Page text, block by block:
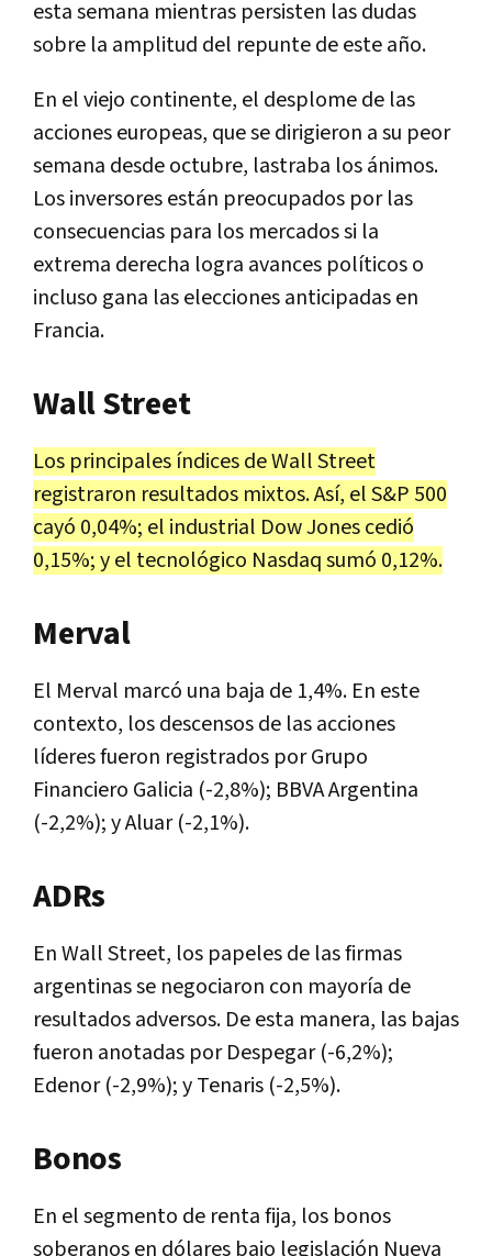
esta semana mientras persisten las dudas
sobre la amplitud del repunte de este año.
En el viejo continente, el desplome de las
acciones europeas, que se dirigieron a su peor
semana desde octubre, lastraba los ánimos.
Los inversores están preocupados por las
consecuencias para los mercados si la
extrema derecha logra avances políticos o
incluso gana las elecciones anticipadas en
Francia.
Wall Street
Los principales índices de Wall Street
registraron resultados mixtos. Así, el S&P 500
cayó 0,04%; el industrial Dow Jones cedió
0,15%; y el tecnológico Nasdaq sumó 0,12%.
Merval
El Merval marcó una baja de 1,4%. En este
contexto, los descensos de las acciones
líderes fueron registrados por Grupo
Financiero Galicia (-2,8%); BBVA Argentina
(-2,2%); y Aluar (-2,1%).
ADRs
En Wall Street, los papeles de las firmas
argentinas se negociaron con mayoría de
resultados adversos. De esta manera, las bajas
fueron anotadas por Despegar (-6,2%);
Edenor (-2,9%); y Tenaris (-2,5%).
Bonos
En el segmento de renta fija, los bonos
soberanos en dólares bajo legislación Nueva